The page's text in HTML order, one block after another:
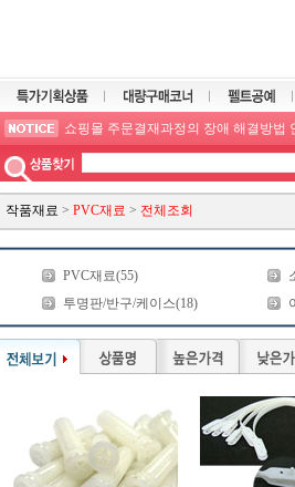
모든 상품의 판매가는 부가세 포함입니
이메일주소만 있으면, 비회원 주문가능!!
쇼핑몰 주문결재과정의 장애 해결방법
드림라이프의 사업자등록증을 출력하
작품재료 > PVC재료 > 전체조회
PVC재료(55)
투명판/반구/케이스(18)